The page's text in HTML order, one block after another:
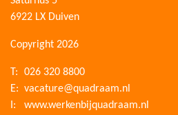
6922 LX Duiven
Copyright 2026
T:
026 320 8800
E: vacature@quadraam.nl
I:
www.werkenbijquadraam.nl